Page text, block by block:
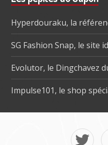
Hyperdouraku, la
SG Fashion Snap, le site
Evolutor, le Dingchavez
Impulse101, le shop
Mon